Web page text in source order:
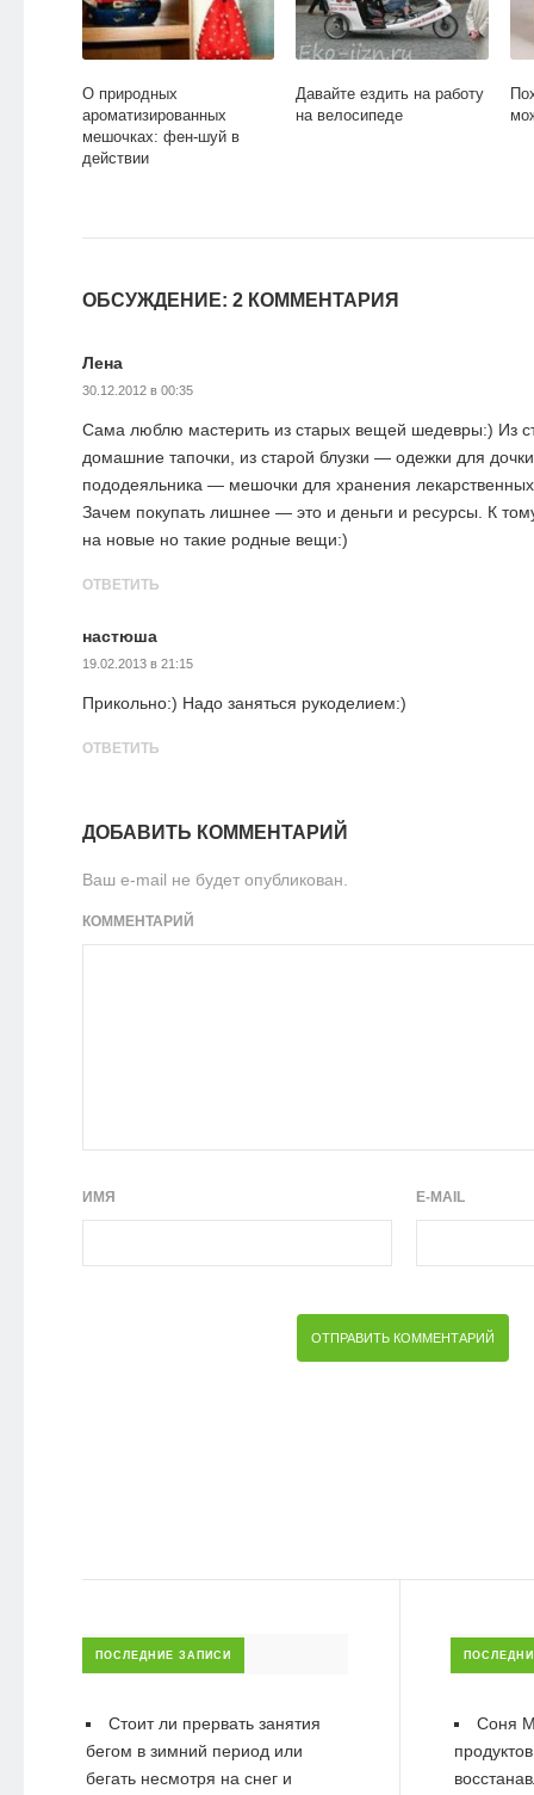
О природных
ароматизированных
мешочках: фен-шуй в
действии
Давайте ездить на работу
на велосипеде
ОБСУЖДЕНИЕ: 2 КОММЕНТАРИЯ
Лена
30.12.2012 в 00:35
Сама люблю мастерить из старых вещей шедевры:) Из
домашние тапочки, из старой блузки — одежки для
пододеяльника — мешочки для хранения
Зачем покупать лишнее — это и деньги и ресурсы. К
на новые но такие родные вещи:)
ОТВЕТИТЬ
настюша
19.02.2013 в 21:15
Прикольно:) Надо заняться рукоделием:)
ОТВЕТИТЬ
ДОБАВИТЬ КОММЕНТАРИЙ
Ваш e-mail не будет опубликован.
КОММЕНТАРИЙ
ИМЯ E-MAIL
ПОСЛЕДНИЕ ЗАПИСИ
Стоит ли прервать занятия
бегом в зимний период или
бегать несмотря на снег и
Соня